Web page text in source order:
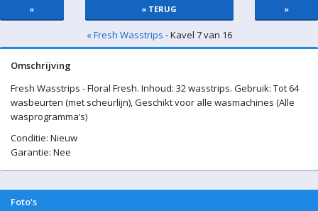
« « TERUG »
« Fresh Wasstrips - Kavel 7 van 16
Omschrijving
Fresh Wasstrips - Floral Fresh. Inhoud: 32 wasstrips. Gebruik: Tot 64
wasbeurten (met scheurlijn), Geschikt voor alle wasmachines (Alle
wasprogramma’s)
Conditie: Nieuw
Garantie: Nee
Foto's